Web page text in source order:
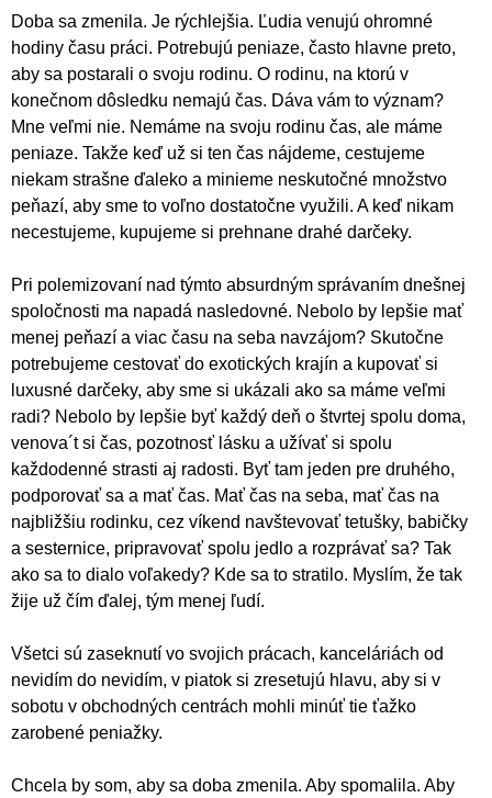
Doba sa zmenila. Je rýchlejšia. Ľudia venujú ohromné
hodiny času práci. Potrebujú peniaze, často hlavne preto,
aby sa postarali o svoju rodinu. O rodinu, na ktorú v
konečnom dôsledku nemajú čas. Dáva vám to význam?
Mne veľmi nie. Nemáme na svoju rodinu čas, ale máme
peniaze. Takže keď už si ten čas nájdeme, cestujeme
niekam strašne ďaleko a minieme neskutočné množstvo
peňazí, aby sme to voľno dostatočne využili. A keď nikam
necestujeme, kupujeme si prehnane drahé darčeky.
Pri polemizovaní nad týmto absurdným správaním dnešnej
spoločnosti ma napadá nasledovné. Nebolo by lepšie mať
menej peňazí a viac času na seba navzájom? Skutočne
potrebujeme cestovať do exotických krajín a kupovať si
luxusné darčeky, aby sme si ukázali ako sa máme veľmi
radi? Nebolo by lepšie byť každý deň o štvrtej spolu doma,
venova´t si čas, pozotnosť lásku a užívať si spolu
každodenné strasti aj radosti. Byť tam jeden pre druhého,
podporovať sa a mať čas. Mať čas na seba, mať čas na
najbližšiu rodinku, cez víkend navštevovať tetušky, babičky
a sesternice, pripravovať spolu jedlo a rozprávať sa? Tak
ako sa to dialo voľakedy? Kde sa to stratilo. Myslím, že tak
žije už čím ďalej, tým menej ľudí.
Všetci sú zaseknutí vo svojich prácach, kanceláriách od
nevidím do nevidím, v piatok si zresetujú hlavu, aby si v
sobotu v obchodných centrách mohli minúť tie ťažko
zarobené peniažky.
Chcela by som, aby sa doba zmenila. Aby spomalila. Aby